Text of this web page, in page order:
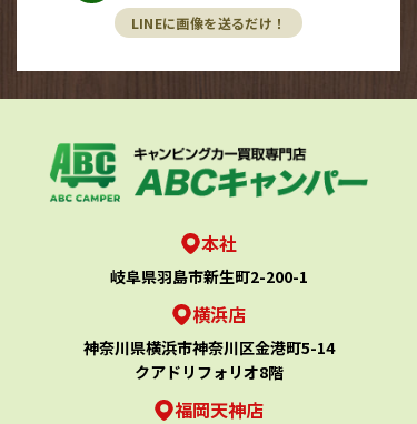
LINEに画像を送るだけ！
本社
岐阜県羽島市新生町2-200-1
横浜店
神奈川県横浜市神奈川区金港町5-14
クアドリフォリオ8階
福岡天神店